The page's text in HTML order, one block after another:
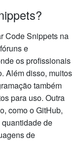
Code Snippets na
e
os profissionais
Além disso, muitos
também
para uso. Outra
como o GitHub,
de
de